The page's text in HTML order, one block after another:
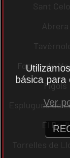
Sant
Abrera
Fogars de
Fígols
Esplugues de
El Brull
Torrelles de
básica para
Ver